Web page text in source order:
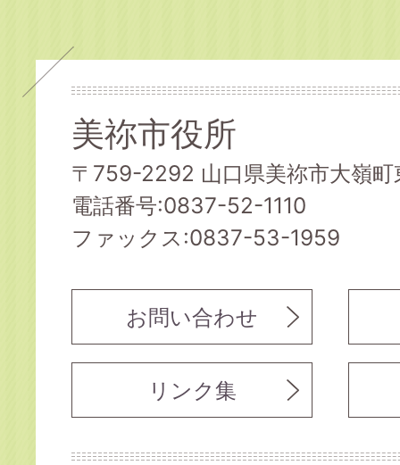
美祢市役所
〒759-2292 山口県美祢市大嶺
電話番号:0837-52-1110
ファックス:0837-53-1959
お問い合わせ
リンク集